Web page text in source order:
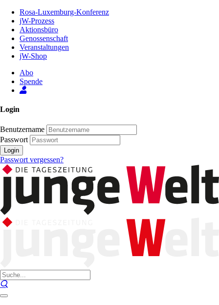
Inhalt
Seite
Rosa-Luxemburg-Konferenz
jW-Prozess
Aktionsbüro
Genossenschaft
Veranstaltungen
jW-Shop
Abo
Spende
Login
Benutzername
Passwort
Login
Passwort vergessen?